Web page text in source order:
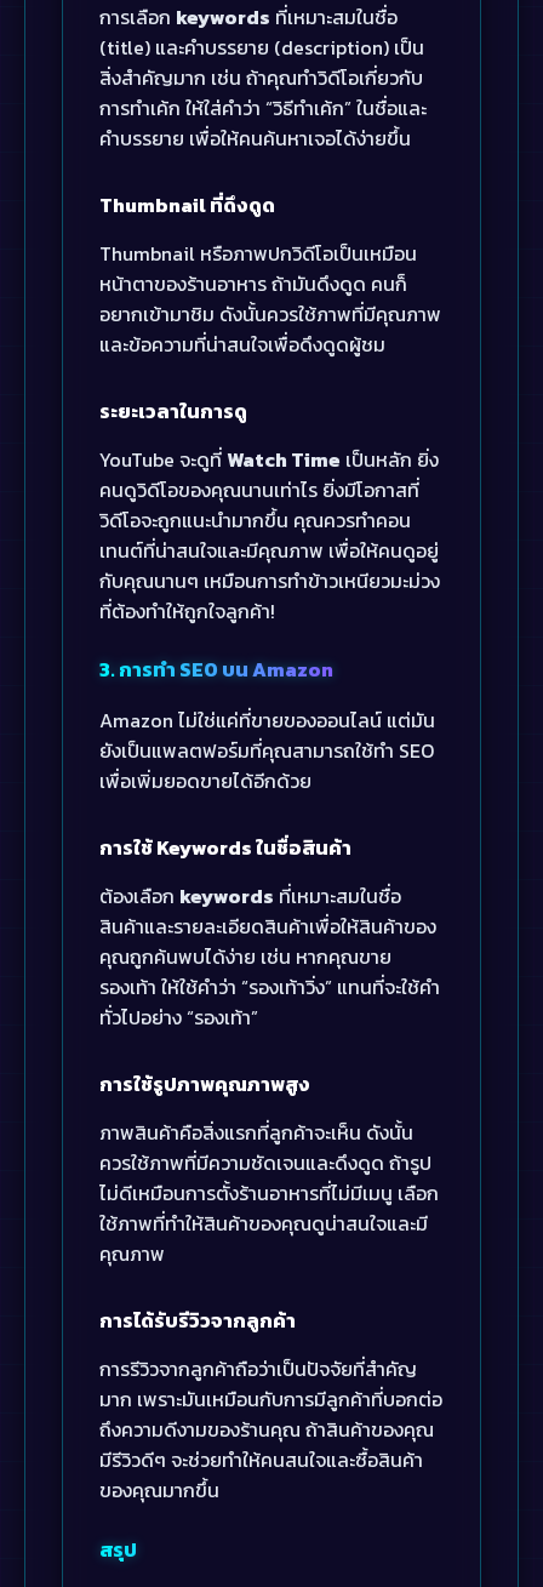
การเลือก keywords ที่เหมาะสมในชื่อ
(title) และคำบรรยาย (description) เป็น
สิ่งสำคัญมาก เช่น ถ้าคุณทำวิดีโอเกี่ยวกับ
การทำเค้ก ให้ใส่คำว่า “วิธีทำเค้ก” ในชื่อและ
คำบรรยาย เพื่อให้คนค้นหาเจอได้ง่ายขึ้น
Thumbnail ที่ดึงดูด
Thumbnail หรือภาพปกวิดีโอเป็นเหมือน
หน้าตาของร้านอาหาร ถ้ามันดึงดูด คนก็
อยากเข้ามาชิม ดังนั้นควรใช้ภาพที่มีคุณภาพ
และข้อความที่น่าสนใจเพื่อดึงดูดผู้ชม
ระยะเวลาในการดู
YouTube จะดูที่Watch Time เป็นหลัก ยิ่ง
คนดูวิดีโอของคุณนานเท่าไร ยิ่งมีโอกาสที่
วิดีโอจะถูกแนะนำมากขึ้น คุณควรทำคอน
เทนต์ที่น่าสนใจและมีคุณภาพ เพื่อให้คนดูอยู่
กับคุณนานๆ เหมือนการทำข้าวเหนียวมะม่วง
ที่ต้องทำให้ถูกใจลูกค้า!
3. การทำ SEO บน Amazon
Amazon ไม่ใช่แค่ที่ขายของออนไลน์ แต่มัน
ยังเป็นแพลตฟอร์มที่คุณสามารถใช้ทำ SEO
เพื่อเพิ่มยอดขายได้อีกด้วย
การใช้ Keywords ในชื่อสินค้า
ต้องเลือก keywords ที่เหมาะสมในชื่อ
สินค้าและรายละเอียดสินค้าเพื่อให้สินค้าของ
คุณถูกค้นพบได้ง่าย เช่น หากคุณขาย
รองเท้า ให้ใช้คำว่า “รองเท้าวิ่ง” แทนที่จะใช้คำ
ทั่วไปอย่าง “รองเท้า”
การใช้รูปภาพคุณภาพสูง
ภาพสินค้าคือสิ่งแรกที่ลูกค้าจะเห็น ดังนั้น
ควรใช้ภาพที่มีความชัดเจนและดึงดูด ถ้ารูป
ไม่ดีเหมือนการตั้งร้านอาหารที่ไม่มีเมนู เลือก
ใช้ภาพที่ทำให้สินค้าของคุณดูน่าสนใจและมี
คุณภาพ
การได้รับรีวิวจากลูกค้า
การรีวิวจากลูกค้าถือว่าเป็นปัจจัยที่สำคัญ
มาก เพราะมันเหมือนกับการมีลูกค้าที่บอกต่อ
ถึงความดีงามของร้านคุณ ถ้าสินค้าของคุณ
มีรีวิวดีๆ จะช่วยทำให้คนสนใจและซื้อสินค้า
ของคุณมากขึ้น
สรุป